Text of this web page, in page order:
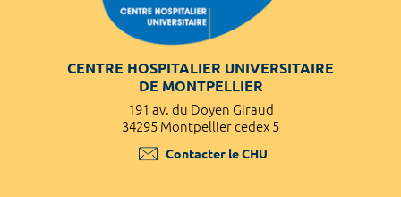
CENTRE HOSPITALIER UNIVERSITAIRE
DE MONTPELLIER
191 av. du Doyen Giraud
34295 Montpellier cedex 5
Contacter le CHU